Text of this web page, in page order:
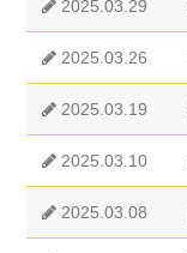
2025.03.29
2025.03.26
2025.03.19
2025.03.10
2025.03.08